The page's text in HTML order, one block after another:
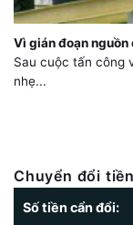
Vì gián đoạn
Sau cuộc tấn công
nhẹ...
Chuyển đổi
Số tiền cẩn đổi: